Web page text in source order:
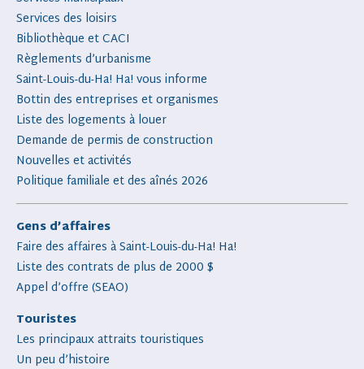
Services des loisirs
Bibliothèque et CACI
Règlements d’urbanisme
Saint-Louis-du-Ha! Ha! vous informe
Bottin des entreprises et organismes
Liste des logements à louer
Demande de permis de construction
Nouvelles et activités
Politique familiale et des aînés 2026
Gens d’affaires
Faire des affaires à Saint-Louis-du-Ha! Ha!
Liste des contrats de plus de 2000 $
Appel d’offre (SEAO)
Touristes
Les principaux attraits touristiques
Un peu d’histoire